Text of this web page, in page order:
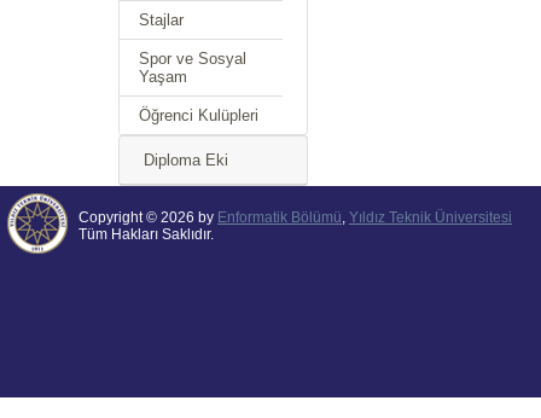
Stajlar
Spor ve Sosyal
Yaşam
Öğrenci Kulüpleri
Diploma Eki
Copyright © 2026 by Enformatik Bölümü, Yıldız Teknik Üniversitesi
Tüm Hakları Saklıdır.